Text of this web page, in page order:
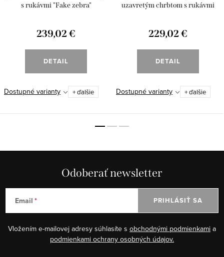
s rukávmi "Fake zebra"
239,02 €
DETAIL
Dostupné varianty + ďalšie
uzavretým chrbtom s rukávmi
229,02 €
DETAIL
Dostupné varianty + ďalšie
Odoberať newsletter
Email
Vložením e-mailovej adresy súhlasíte s obchodnými podmienkami a
podmienkami ochrany osobných údajov.
PRIHLÁSIŤ SA